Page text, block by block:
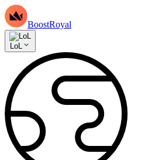
BoostRoyal
LoL